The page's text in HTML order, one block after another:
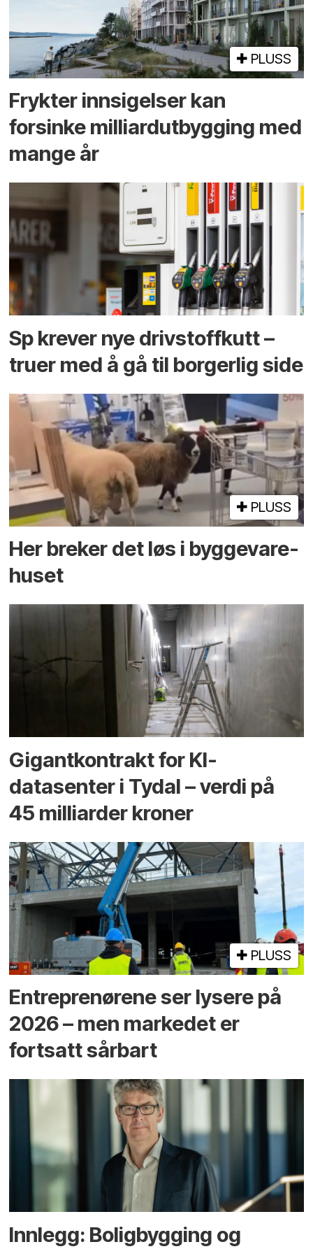
PLUSS
Frykter innsigelser kan
forsinke milliard­utbygging med
mange år
Sp krever nye drivstoffkutt –
truer med å gå til borgerlig side
PLUSS
Her breker det løs i bygge­vare­
huset
Gigantkontrakt for KI-
datasenter i Tydal – verdi på
45 milliarder kroner
PLUSS
Entreprenørene ser lysere på
2026 – men markedet er
fortsatt sårbart
Innlegg: Boligbygging og